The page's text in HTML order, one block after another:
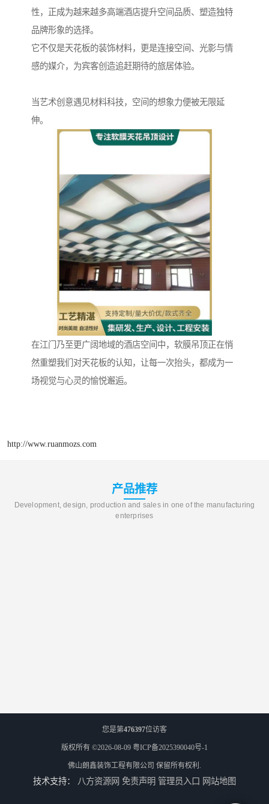
性，正成为越来越多高端酒店提升空间品质、塑造独特
品牌形象的选择。
它不仅是天花板的装饰材料，更是连接空间、光影与情
感的媒介，为宾客创造追赶期待的旅居体验。
当艺术创意遇见材料科技，空间的想象力便被无限延
伸。
在江门乃至更广阔地域的酒店空间中，软膜吊顶正在悄
然重塑我们对天花板的认知，让每一次抬头，都成为一
场视觉与心灵的愉悦邂逅。
http://www.ruanmozs.com
产品推荐
Development, design, production and sales in one of the manufacturing
enterprises
您是第476397位访客
版权所有 ©2026-08-09 粤ICP备2025390040号-1
佛山朗鑫装饰工程有限公司 保留所有权利.
技术支持： 八方资源网 免责声明 管理员入口 网站地图